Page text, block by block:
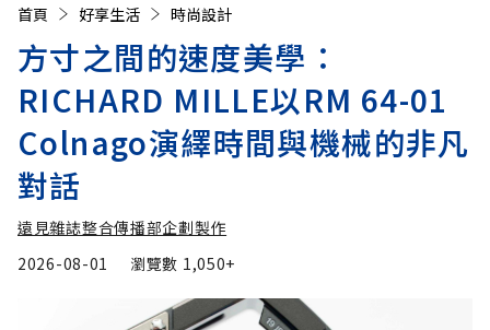
首頁 好享生活 時尚設計
方寸之間的速度美學：
RICHARD MILLE以RM 64-01
Colnago演繹時間與機械的非凡
對話
遠見雜誌整合傳播部企劃製作
2026-08-01
瀏覽數 1,050+